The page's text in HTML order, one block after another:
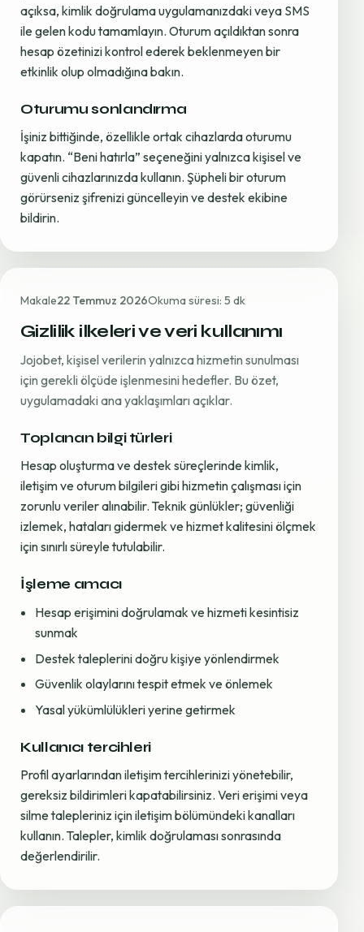
açıksa, kimlik doğrulama uygulamanızdaki veya SMS
ile gelen kodu tamamlayın. Oturum açıldıktan sonra
hesap özetinizi kontrol ederek beklenmeyen bir
etkinlik olup olmadığına bakın.
Oturumu sonlandırma
İşiniz bittiğinde, özellikle ortak cihazlarda oturumu
kapatın. “Beni hatırla” seçeneğini yalnızca kişisel ve
güvenli cihazlarınızda kullanın. Şüpheli bir oturum
görürseniz şifrenizi güncelleyin ve destek ekibine
bildirin.
Makale22 Temmuz 2026Okuma süresi: 5 dk
Gizlilik ilkeleri ve veri kullanımı
Jojobet, kişisel verilerin yalnızca hizmetin sunulması
için gerekli ölçüde işlenmesini hedefler. Bu özet,
uygulamadaki ana yaklaşımları açıklar.
Toplanan bilgi türleri
Hesap oluşturma ve destek süreçlerinde kimlik,
iletişim ve oturum bilgileri gibi hizmetin çalışması için
zorunlu veriler alınabilir. Teknik günlükler; güvenliği
izlemek, hataları gidermek ve hizmet kalitesini ölçmek
için sınırlı süreyle tutulabilir.
İşleme amacı
Hesap erişimini doğrulamak ve hizmeti kesintisiz
sunmak
Destek taleplerini doğru kişiye yönlendirmek
Güvenlik olaylarını tespit etmek ve önlemek
Yasal yükümlülükleri yerine getirmek
Kullanıcı tercihleri
Profil ayarlarından iletişim tercihlerinizi yönetebilir,
gereksiz bildirimleri kapatabilirsiniz. Veri erişimi veya
silme talepleriniz için iletişim bölümündeki kanalları
kullanın. Talepler, kimlik doğrulaması sonrasında
değerlendirilir.